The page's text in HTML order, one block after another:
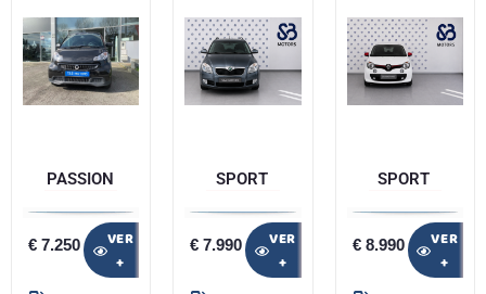
PASSION
€ 7.250
VER
+
SPORT
€ 7.990
VER
+
SPORT
€ 8.990
VER
+